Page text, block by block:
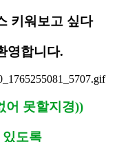
키워보고 싶다
영합니다.
어 못할지경))
도록